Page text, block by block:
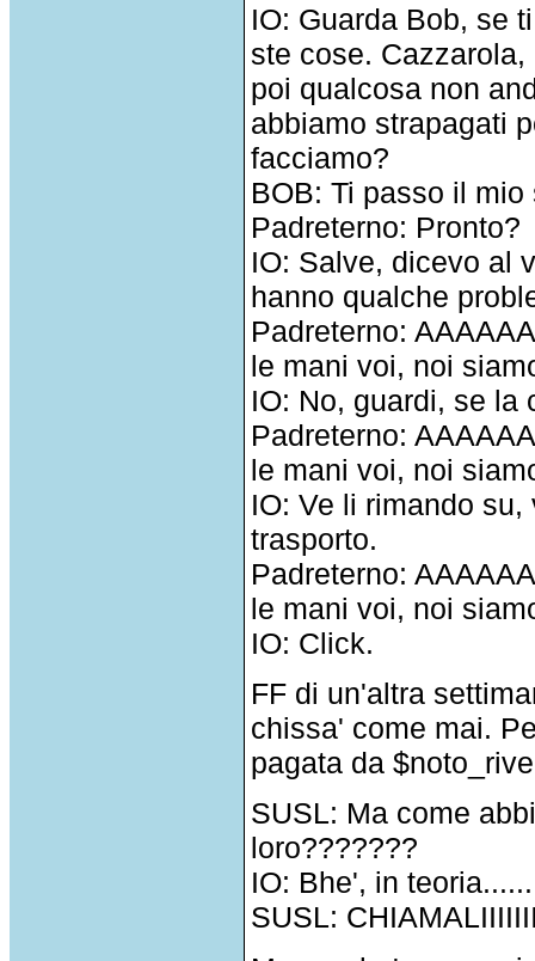
IO: Guarda Bob, se
ste cose.
poi qualcosa non
abbiamo strapagati
facciamo?
BOB: Ti passo il mio
Padreterno: Pronto?
IO: Salve, dicevo al
hanno qualche
Padreterno:
le mani voi, noi
IO: No, guardi, se la
Padreterno:
le mani voi, noi
IO: Ve li rimando
trasporto.
Padreterno:
le mani voi, noi
IO: Click.
FF di un'altra
chissa' come mai.
pagata da
SUSL: Ma come
loro???????
IO: Bhe', in teoria......
SUSL: